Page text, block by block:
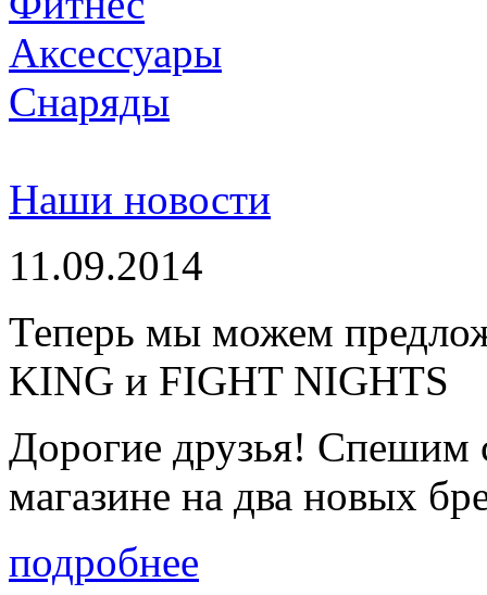
Аксессуары
Снаряды
Наши новости
11.09.2014
Теперь мы можем
KING и FIGHT NIGHTS
Дорогие друзья! Спешим
магазине на два новых
подробнее